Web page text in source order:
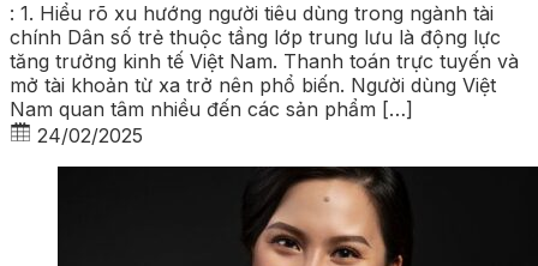
: 1. Hiểu rõ xu hướng người tiêu dùng trong ngành tài
chính Dân số trẻ thuộc tầng lớp trung lưu là động lực
tăng trưởng kinh tế Việt Nam. Thanh toán trực tuyến và
mở tài khoản từ xa trở nên phổ biến. Người dùng Việt
Nam quan tâm nhiều đến các sản phẩm […]
24/02/2025